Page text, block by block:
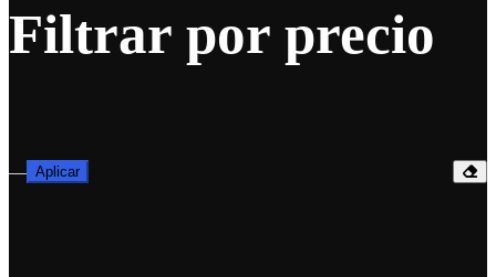
Filtrar por precio
— Aplicar